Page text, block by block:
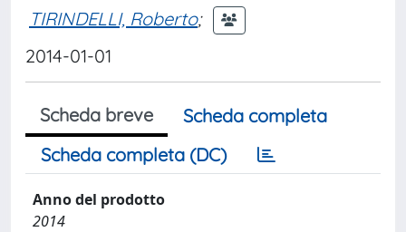
TIRINDELLI, Roberto;
2014-01-01
Scheda breve
Scheda completa
Scheda completa (DC)
Anno del prodotto
2014